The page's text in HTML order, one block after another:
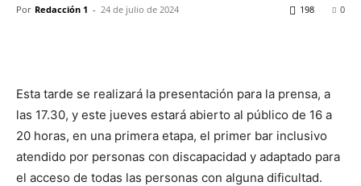
Por Redacción 1 - 24 de julio de 2024 0
198
Esta tarde se realizará la presentación para la prensa, a
las 17.30, y este jueves estará abierto al público de 16 a
20 horas, en una primera etapa, el primer bar inclusivo
atendido por personas con discapacidad y adaptado para
el acceso de todas las personas con alguna dificultad.